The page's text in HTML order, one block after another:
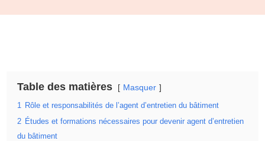
Table des matières Masquer
1 Rôle et responsabilités de l’agent d’entretien du bâtiment
2 Études et formations nécessaires pour devenir agent d’entretien
du bâtiment